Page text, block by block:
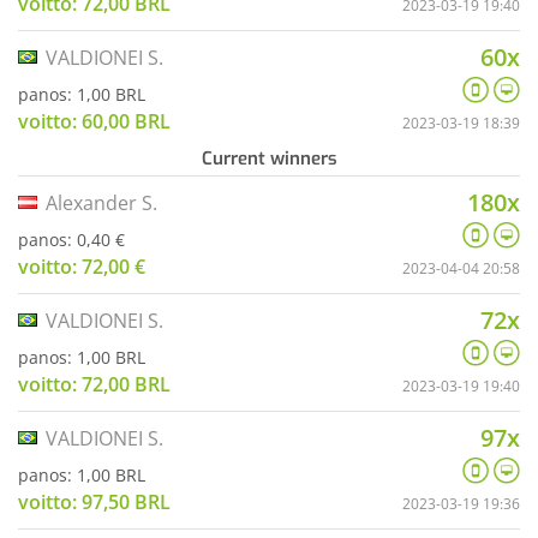
2023-03-19 19:40
VALDIONEI S. 60x
panos: 1,00 BRL
voitto: 60,00 BRL 2023-03-19 18:39
Current winners
Alexander S. 180x
panos: 0,40 €
voitto: 72,00 € 2023-04-04 20:58
VALDIONEI S. 72x
panos: 1,00 BRL
voitto: 72,00 BRL 2023-03-19 19:40
VALDIONEI S. 97x
panos: 1,00 BRL
voitto: 97,50 BRL 2023-03-19 19:36